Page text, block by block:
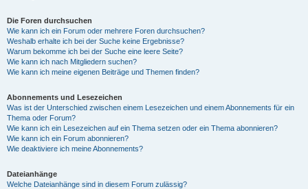
Die Foren durchsuchen
Wie kann ich ein Forum oder mehrere Foren durchsuchen?
Weshalb erhalte ich bei der Suche keine Ergebnisse?
Warum bekomme ich bei der Suche eine leere Seite?
Wie kann ich nach Mitgliedern suchen?
Wie kann ich meine eigenen Beiträge und Themen finden?
Abonnements und Lesezeichen
Was ist der Unterschied zwischen einem Lesezeichen und einem Abonnements für ein
Thema oder Forum?
Wie kann ich ein Lesezeichen auf ein Thema setzen oder ein Thema abonnieren?
Wie kann ich ein Forum abonnieren?
Wie deaktiviere ich meine Abonnements?
Dateianhänge
Welche Dateianhänge sind in diesem Forum zulässig?